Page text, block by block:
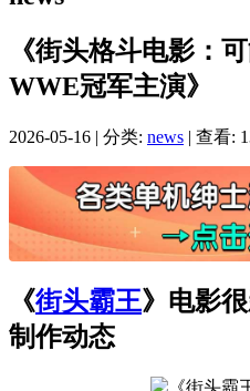
《街头格斗电影：
WWE冠军主演》
2026-05-16 | 分类: news | 查看:
《街头霸王》电影
制作动态